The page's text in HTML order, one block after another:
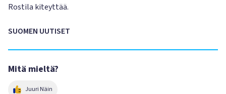
Rostila kiteyttää.
SUOMEN UUTISET
Mitä mieltä?
Juuri Näin